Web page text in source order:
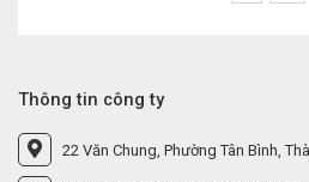
Thông tin công ty
22 Văn Chung, Phường Tân Bình,